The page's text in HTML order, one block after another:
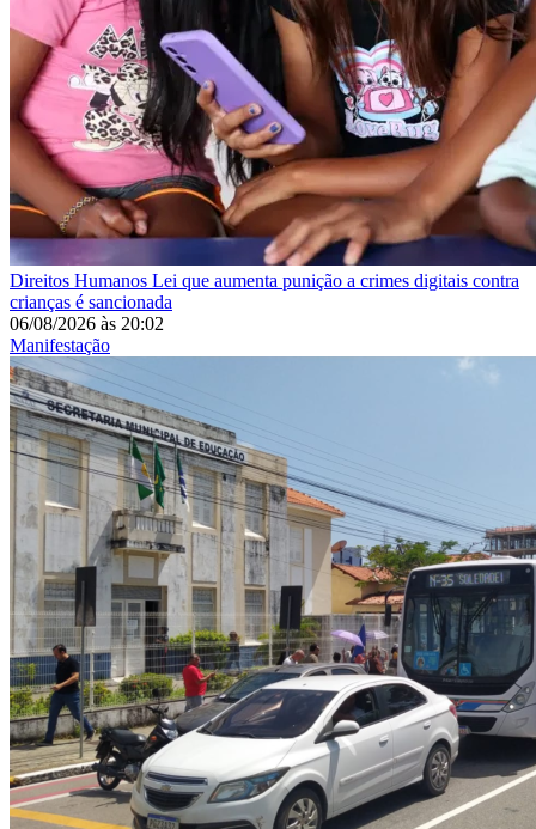
Direitos Humanos Lei que aumenta punição a crimes digitais contra
crianças é sancionada
06/08/2026 às 20:02
Manifestação